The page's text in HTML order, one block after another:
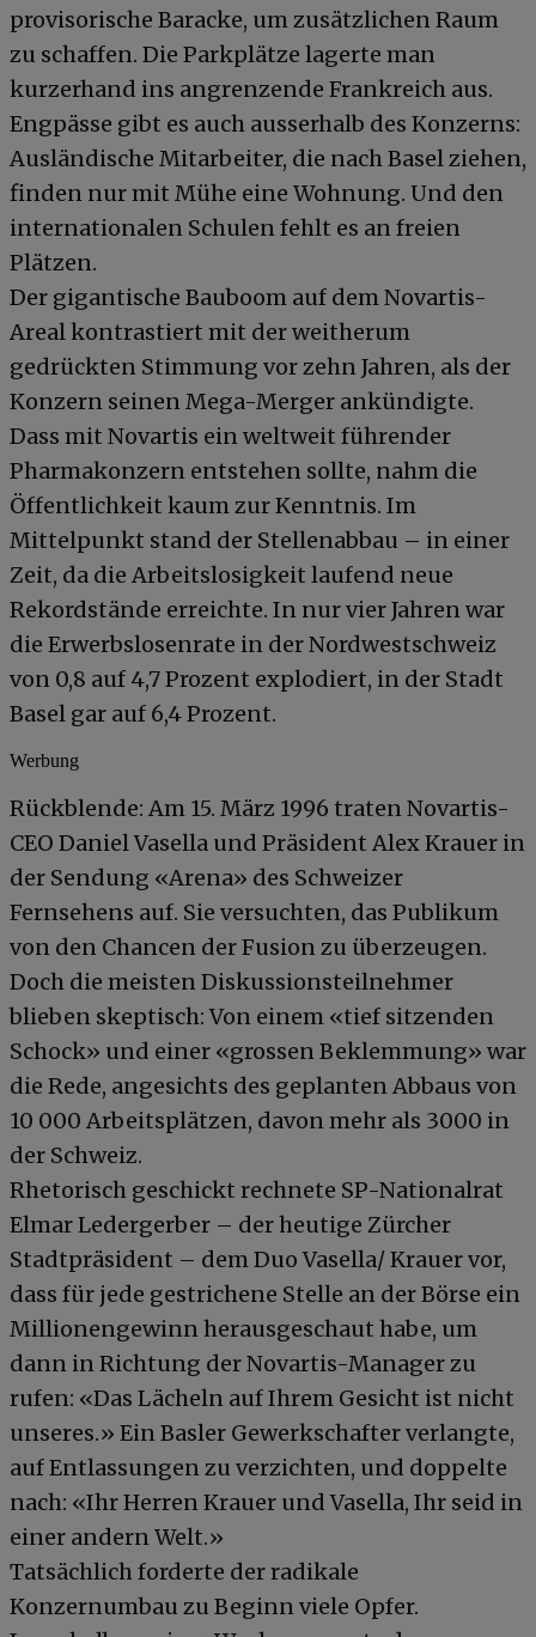
provisorische Baracke, um zusätzlichen Raum
zu schaffen. Die Parkplätze lagerte man
kurzerhand ins angrenzende Frankreich aus.
Engpässe gibt es auch ausserhalb des Konzerns:
Ausländische Mitarbeiter, die nach Basel ziehen,
finden nur mit Mühe eine Wohnung. Und den
internationalen Schulen fehlt es an freien
Plätzen.
Der gigantische Bauboom auf dem Novartis-
Areal kontrastiert mit der weitherum
gedrückten Stimmung vor zehn Jahren, als der
Konzern seinen Mega-Merger ankündigte.
Dass mit Novartis ein weltweit führender
Pharmakonzern entstehen sollte, nahm die
Öffentlichkeit kaum zur Kenntnis. Im
Mittelpunkt stand der Stellenabbau – in einer
Zeit, da die Arbeitslosigkeit laufend neue
Rekordstände erreichte. In nur vier Jahren war
die Erwerbslosenrate in der Nordwestschweiz
von 0,8 auf 4,7 Prozent explodiert, in der Stadt
Basel gar auf 6,4 Prozent.
Werbung
Rückblende: Am 15. März 1996 traten Novartis-
CEO Daniel Vasella und Präsident Alex Krauer in
der Sendung «Arena» des Schweizer
Fernsehens auf. Sie versuchten, das Publikum
von den Chancen der Fusion zu überzeugen.
Doch die meisten Diskussionsteilnehmer
blieben skeptisch: Von einem «tief sitzenden
Schock» und einer «grossen Beklemmung» war
die Rede, angesichts des geplanten Abbaus von
10 000 Arbeitsplätzen, davon mehr als 3000 in
der Schweiz.
Rhetorisch geschickt rechnete SP-Nationalrat
Elmar Ledergerber – der heutige Zürcher
Stadtpräsident – dem Duo Vasella/ Krauer vor,
dass für jede gestrichene Stelle an der Börse ein
Millionengewinn herausgeschaut habe, um
dann in Richtung der Novartis-Manager zu
rufen: «Das Lächeln auf Ihrem Gesicht ist nicht
unseres.» Ein Basler Gewerkschafter verlangte,
auf Entlassungen zu verzichten, und doppelte
nach: «Ihr Herren Krauer und Vasella, Ihr seid in
einer andern Welt.»
Tatsächlich forderte der radikale
Konzernumbau zu Beginn viele Opfer.